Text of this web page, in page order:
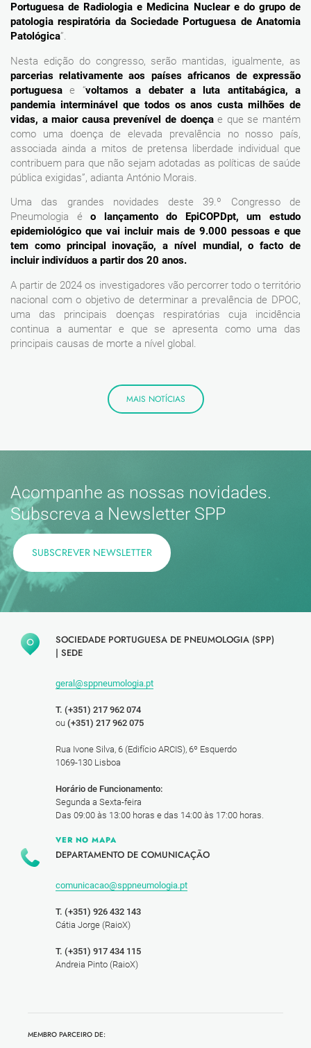
Portuguesa de Radiologia e Medicina Nuclear e do grupo de
patologia respiratória da Sociedade Portuguesa de Anatomia
Patológica”.
Nesta edição do congresso, serão mantidas, igualmente, as
parcerias relativamente aos países africanos de expressão
portuguesa e “voltamos a debater a luta antitabágica, a
pandemia interminável que todos os anos custa milhões de
vidas, a maior causa prevenível de doençae que se mantém
como uma doença de elevada prevalência no nosso país,
associada ainda a mitos de pretensa liberdade individual que
contribuem para que não sejam adotadas as políticas de saúde
pública exigidas”, adianta António Morais.
Uma das grandes novidades deste 39.º Congresso de
Pneumologia éo lançamento do EpiCOPDpt, um estudo
epidemiológico que vai incluir mais de 9.000 pessoas e que
tem como principal inovação, a nível mundial, o facto de
incluir indivíduos a partir dos 20 anos.
A partir de 2024 os investigadores vão percorrer todo o território
nacional com o objetivo de determinar a prevalência de DPOC,
uma das principais doenças respiratórias cuja incidência
continua a aumentar e que se apresenta como uma das
principais causas de morte a nível global.
MAIS NOTÍCIAS
Acompanhe as nossas novidades.
Subscreva a Newsletter SPP
SUBSCREVER NEWSLETTER
SOCIEDADE PORTUGUESA DE PNEUMOLOGIA (SPP)
| SEDE
geral@sppneumologia.pt
T. (+351) 217 962 074
ou (+351) 217 962 075
Rua Ivone Silva, 6 (Edifício ARCIS), 6º Esquerdo
1069-130 Lisboa
Horário de Funcionamento:
Segunda a Sexta-feira
Das 09:00 às 13:00 horas e das 14:00 às 17:00 horas.
VER NO MAPA
DEPARTAMENTO DE COMUNICAÇÃO
comunicacao@sppneumologia.pt
T. (+351) 926 432 143
Cátia Jorge (RaioX)
T. (+351) 917 434 115
Andreia Pinto (RaioX)
MEMBRO PARCEIRO DE: